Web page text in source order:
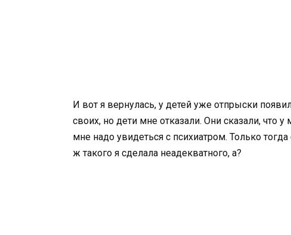
И вот я вернулась, у детей уже отпрыски
своих, но дети мне отказали. Они сказали, что
мне надо увидеться с психиатром. Только
ж такого я сделала неадекватного, а?